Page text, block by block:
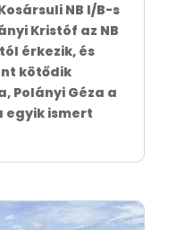
NB I/B-s
Kristóf az NB
érkezik, és
kötődik
Polányi Géza a
egyik ismert